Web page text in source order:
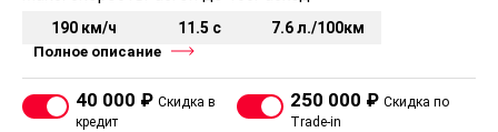
190 км/ч 11.5 с 7.6 л./100км
Полное описание
40 000 ₽ Скидка в
кредит
250 000 ₽ Скидка по
Trade-in